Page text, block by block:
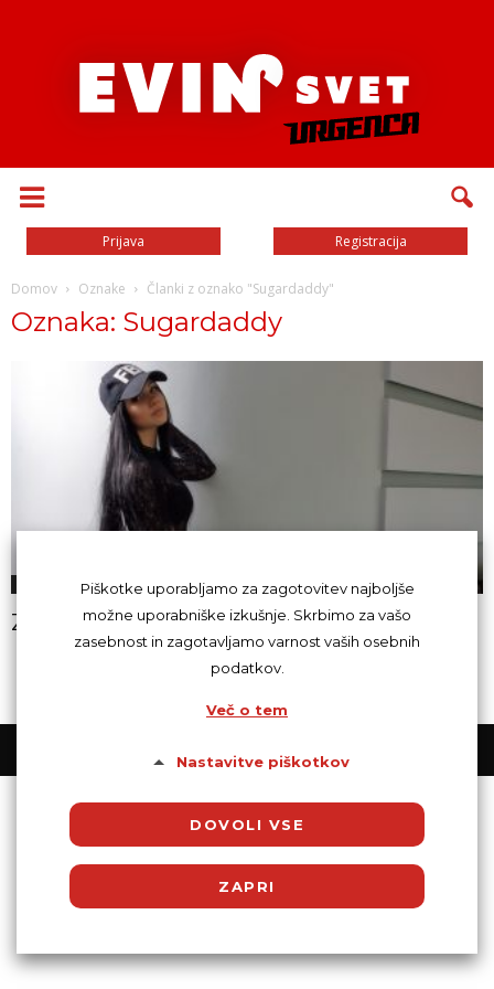
Prijava Registracija
Domov Oznake Članki z oznako "Sugardaddy"
Oznaka: Sugardaddy
Zakaj Sugardaddy postaja trend
Piškotke uporabljamo za zagotovitev najboljše
možne uporabniške izkušnje. Skrbimo za vašo
zasebnost in zagotavljamo varnost vaših osebnih
podatkov.
Več o tem
Nastavitve piškotkov
DOVOLI VSE
ZAPRI
Potrebni